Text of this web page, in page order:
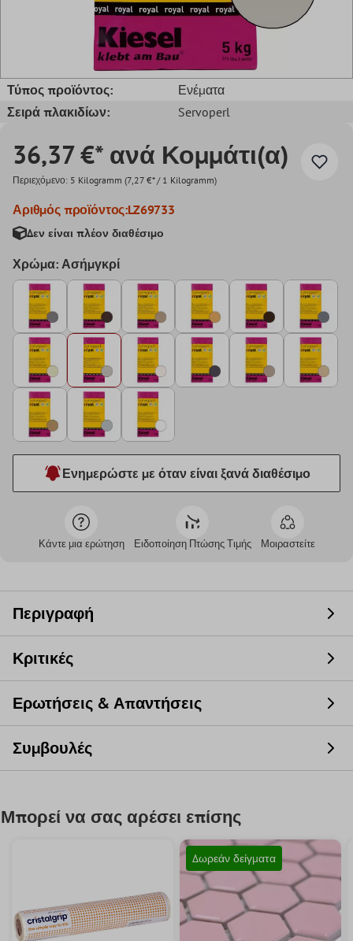
Τύπος προϊόντος:
Ενέματα
Σειρά πλακιδίων:
Servoperl
36,37 €* ανά Κομμάτι(α)
Περιεχόμενο: 5 Kilogramm (7,27 €* / 1 Kilogramm)
Αριθμός προϊόντος:LZ69733
Δεν είναι πλέον διαθέσιμο
Χρώμα: Ασήμγκρί
Ενημερώστε με όταν είναι ξανά διαθέσιμο
Κάντε μια ερώτηση Ειδοποίηση Πτώσης Τιμής Μοιραστείτε
Περιγραφή
Κριτικές
Ερωτήσεις & Απαντήσεις
Συμβουλές
Μπορεί να σας αρέσει επίσης
Δωρεάν δείγματα